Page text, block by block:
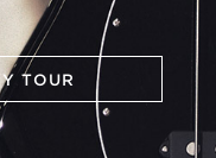
TOUR